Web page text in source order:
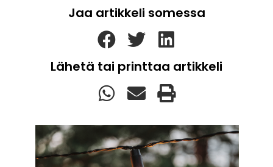
Jaa artikkeli somessa
Lähetä tai printtaa artikkeli